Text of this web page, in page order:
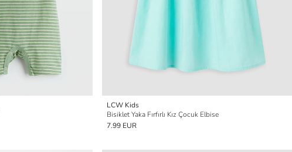
LCW Kids
Bisiklet Yaka Fırfırlı Kız Çocuk Elbise
7.99 EUR